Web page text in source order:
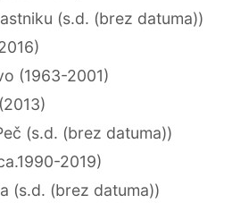
(s.d. (brez datuma))
(1963-2001)
(s.d. (brez datuma))
2019)
(s.d. (brez datuma))